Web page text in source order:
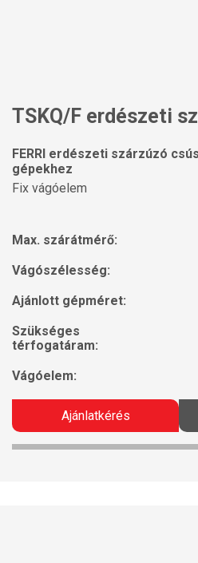
TSKQ/F erdészeti
FERRI erdészeti szárzúzó
gépekhez
Fix vágóelem
Max. szárátmérő:
Vágószélesség:
Ajánlott gépméret:
Szükséges
térfogatáram:
Vágóelem:
Ajánlatkérés